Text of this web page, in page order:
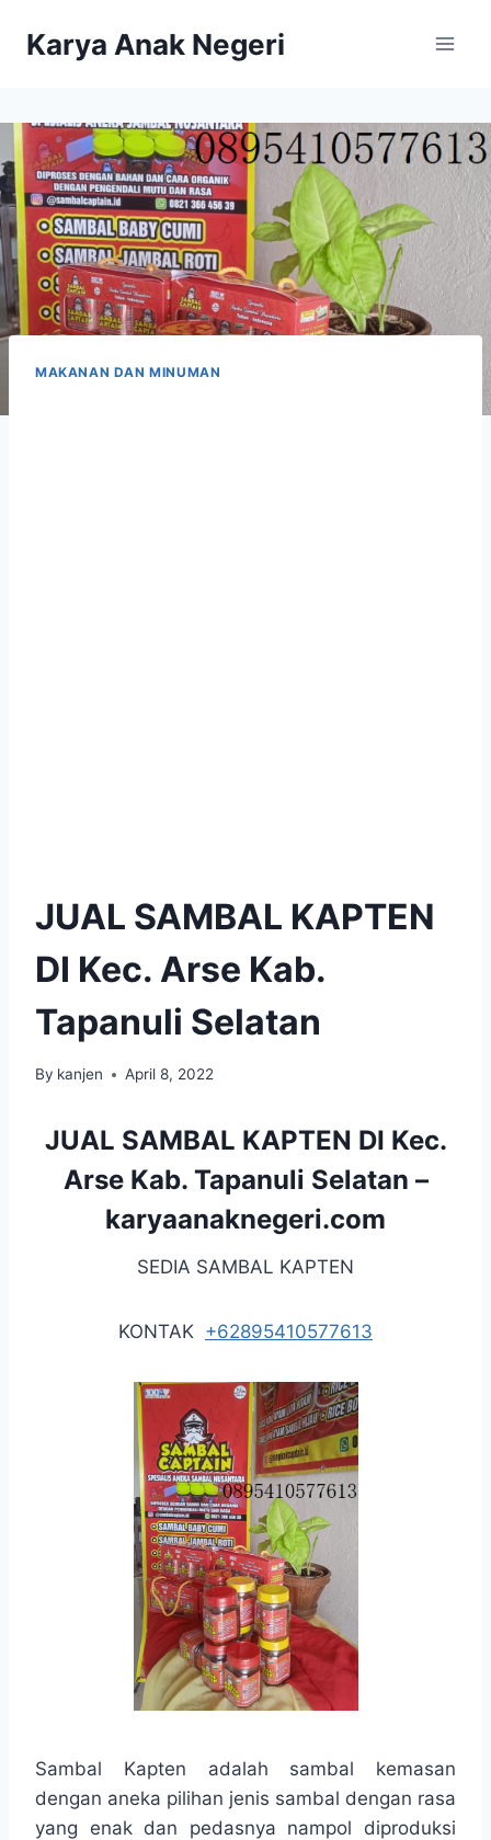
Karya Anak Negeri
MAKANAN DAN MINUMAN
JUAL SAMBAL KAPTEN
DI Kec. Arse Kab.
Tapanuli Selatan
By kanjen April 8, 2022
JUAL SAMBAL KAPTEN DI Kec.
Arse Kab. Tapanuli Selatan –
karyaanaknegeri.com
SEDIA SAMBAL KAPTEN
KONTAK +62895410577613
Sambal Kapten adalah sambal kemasan
dengan aneka pilihan jenis sambal dengan rasa
yang enak dan pedasnya nampol diproduksi